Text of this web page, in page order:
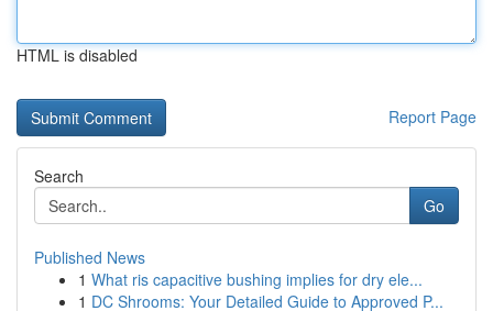
HTML is disabled
Report Page
Search
Go
Published News
1 What ris capacitive bushing implies for dry ele...
1 DC Shrooms: Your Detailed Guide to Approved P...